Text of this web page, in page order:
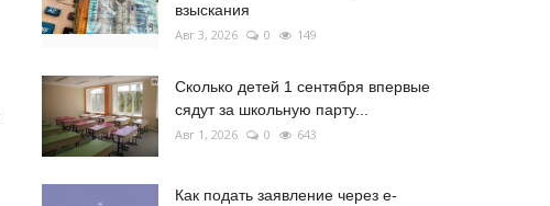
взыскания
Авг 3, 2026 0 149
Сколько детей 1 сентября впервые
сядут за школьную парту...
Авг 1, 2026 0 643
Как подать заявление через e-